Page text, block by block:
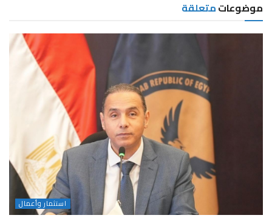
موضوعاتمتعلقة
استثمار وأعمال